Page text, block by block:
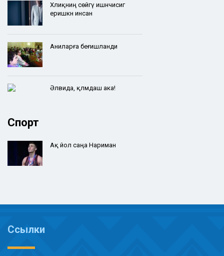
Хәлиқниң сөйгү ишәнчисигә
еришкән инсан
Аниларға беғишланди
Әлвида, қәләмдаш ака!
Спорт
Ақ йол саңа Нариман
Ссылки